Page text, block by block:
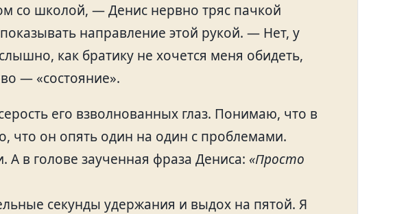
со школой, — Денис нервно тряс пачкой
направление этой рукой. — Нет, у
как братику не хочется меня обидеть,
— «состояние».
его взволнованных глаз. Понимаю, что в
что он опять один на один с проблемами.
А в голове заученная фраза Дениса: «Просто
секунды удержания и выдох на пятой. Я